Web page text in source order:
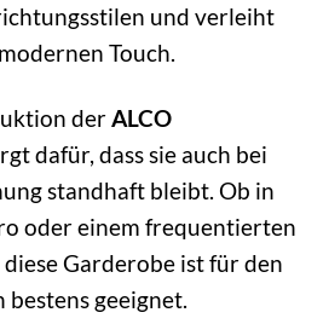
und verleiht
Touch.
derALCO
dafür, dass sie auch bei
standhaft bleibt. Ob in
oder einem frequentierten
Garderobe ist für den
geeignet.